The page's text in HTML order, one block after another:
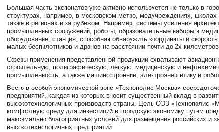
Большая часть экспонатов уже активно используется не только в
структурах, например, в московском метро, медучреждениях, школах
также в регионах и за рубежом. Например, системы усиления
промышленных сооружений, роботы, образовательные наборы и
оборудование, станция, способная обнаружить координаты и
малых беспилотников и дронов на расстоянии почти до 2х
Сферы применения представленной продукции охватывают
строительную, полиграфическую, легкую, медицинскую и
промышленность, а также машиностроение, электроэнергетику и
Всего в особой экономической зоне «Технополис Москва»
предприятий, каждая из которых вносит существенный вклад в
высокотехнологичных производств страны. Цель ОЭЗ «Технополис
комфортную среду для инвестиций в городскую экономику путем
максимально благоприятных условий для размещения российских и
высокотехнологичных предприятий.